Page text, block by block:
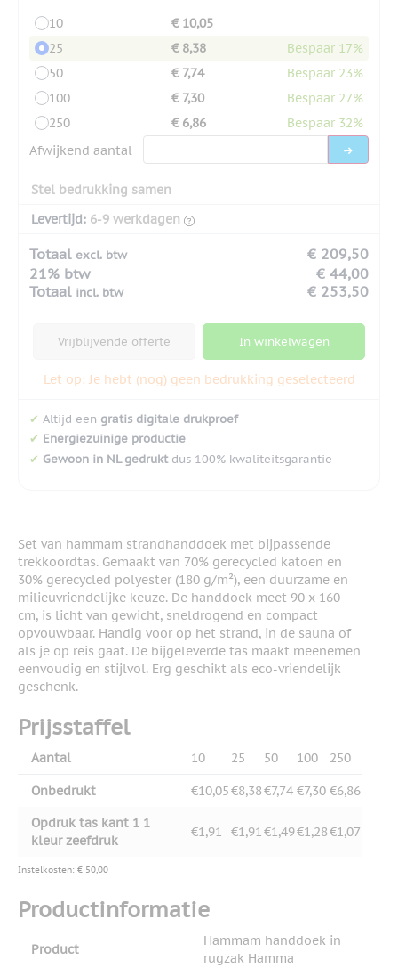
10
€ 10,05
25
€ 8,38
Bespaar 17%
50
€ 7,74
Bespaar 23%
100
€ 7,30
Bespaar 27%
250
€ 6,86
Bespaar 32%
Afwijkend aantal
Stel bedrukking samen
Levertijd: 6-9 werkdagen
Totaal excl. btw
€ 209,50
21% btw
€ 44,00
Totaal incl. btw € 253,50
Vrijblijvende offerte In winkelwagen
Let op: Je hebt (nog) geen bedrukking geselecteerd
✔ Altijd een gratis digitale drukproef
✔ Energiezuinige productie
✔ Gewoon in NL gedruktdus 100% kwaliteitsgarantie
Set van hammam strandhanddoek met bijpassende
trekkoordtas. Gemaakt van 70% gerecycled katoen en
30% gerecycled polyester (180 g/m²), een duurzame en
milieuvriendelijke keuze. De handdoek meet 90 x 160
cm, is licht van gewicht, sneldrogend en compact
opvouwbaar. Handig voor op het strand, in de sauna of
als je op reis gaat. De bijgeleverde tas maakt meenemen
eenvoudig en stijlvol. Erg geschikt als eco-vriendelijk
geschenk.
Prijsstaffel
Aantal 10 25 50 100 250
Onbedrukt €10,05€8,38€7,74 €7,30 €6,86
Opdruk tas kant 1 1
kleur zeefdruk
€1,91 €1,91€1,49€1,28€1,07
Instelkosten: € 50,00
Productinformatie
Product
Hammam handdoek in
rugzak Hamma